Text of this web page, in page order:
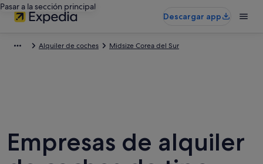
Pasar a la sección principal
Descargar app
Alquiler de coches Midsize Corea del Sur
Empresas de alquiler